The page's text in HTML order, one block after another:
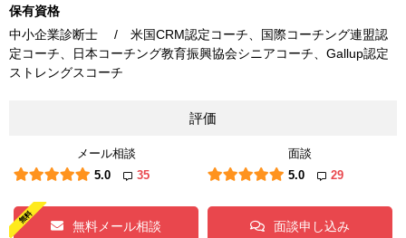
保有資格
中小企業診断士 / 米国CRM認定コーチ、国際コーチング連盟認
定コーチ、日本コーチング教育振興協会シニアコーチ、Gallup認定
ストレングスコーチ
評価
メール相談
5.0
35
面談
5.0
29
無料メール相談 面談申し込み